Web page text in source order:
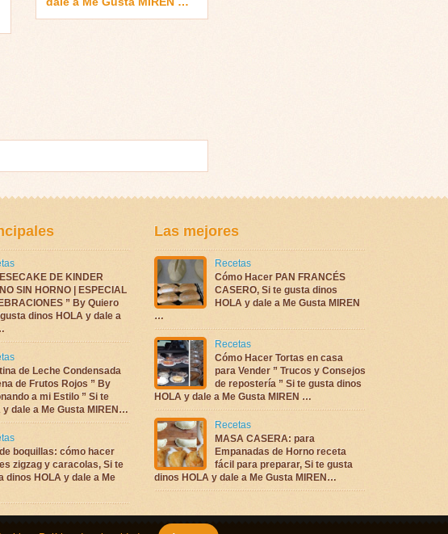
DE KINDER
SIN HORNO | ESPECIAL
” By Quiero
dinos HOLA y dale a
de Leche Condensada
de Frutos Rojos ” By
a mi Estilo ” Si te
dale a Me Gusta MIREN…
boquillas: cómo hacer
zigzag y caracolas, Si te
dinos HOLA y dale a Me
Las mejores
Recetas
Cómo Hacer PAN FRANCÉS
CASERO, Si te gusta dinos
HOLA y dale a Me Gusta MIREN
…
Recetas
Cómo Hacer Tortas en casa
para Vender ” Trucos y Consejos
de repostería ” Si te gusta dinos
HOLA y dale a Me Gusta MIREN …
Recetas
MASA CASERA: para
Empanadas de Horno receta
fácil para preparar, Si te gusta
dinos HOLA y dale a Me Gusta MIREN…